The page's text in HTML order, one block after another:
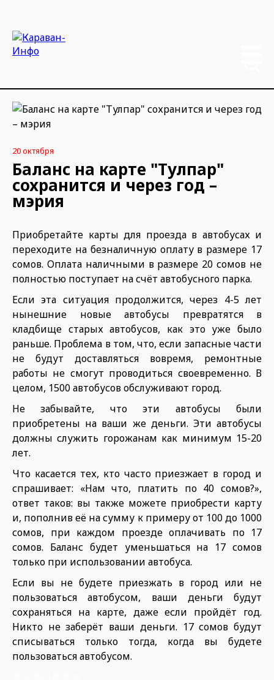
20 октября
Баланс на карте "Тулпар"
сохранится и через год –
мэрия
Приобретайте карты для проезда в автобусах и
переходите на безналичную оплату в размере 17
сомов. Оплата наличными в размере 20 сомов не
полностью поступает на счёт автобусного парка.
Если эта ситуация продолжится, через 4-5 лет
нынешние новые автобусы превратятся в
кладбище старых автобусов, как это уже было
раньше. Проблема в том, что, если запасные части
не будут доставляться вовремя, ремонтные
работы не смогут проводиться своевременно. В
целом, 1500 автобусов обслуживают город.
Не забывайте, что эти автобусы были
приобретены на ваши же деньги. Эти автобусы
должны служить горожанам как минимум 15-20
лет.
Что касается тех, кто часто приезжает в город и
спрашивает: «Нам что, платить по 40 сомов?»,
ответ таков: вы также можете приобрести карту
и, пополнив её на сумму к примеру от 100 до 1000
сомов, при каждом проезде оплачивать по 17
сомов. Баланс будет уменьшаться на 17 сомов
только при использовании автобуса.
Если вы не будете приезжать в город или не
пользоваться автобусом, ваши деньги будут
сохраняться на карте, даже если пройдёт год.
Никто не заберёт ваши деньги. 17 сомов будут
списываться только тогда, когда вы будете
пользоваться автобусом.